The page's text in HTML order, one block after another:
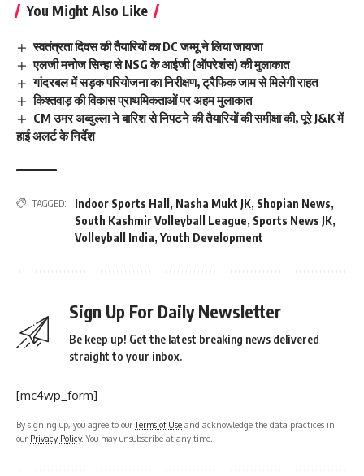
You Might Also Like
स्वतंत्रता दिवस की तैयारियों का DC जम्मू ने लिया जायजा
एलजी मनोज सिन्हा से NSG के आईजी (ऑपरेशंस) की मुलाकात
गांदरबल में सड़क परियोजना का निरीक्षण, ट्रैफिक जाम से मिलेगी राहत
किश्तवाड़ की विकास प्राथमिकताओं पर अहम मुलाकात
CM उमर अब्दुल्ला ने बारिश से निपटने की तैयारियों की समीक्षा की, पूरे J&K में
हाई अलर्ट के निर्देश
TAGGED: Indoor Sports Hall , Nasha Mukt JK, Shopian News,
South Kashmir Volleyball League, Sports News JK,
Volleyball India, Youth Development
Sign Up For Daily Newsletter
Be keep up! Get the latest breaking news delivered
straight to your inbox.
[mc4wp_form]
By signing up, you agree to ourTerms of Use and acknowledge the data practices in
our Privacy Policy. You may unsubscribe at any time.